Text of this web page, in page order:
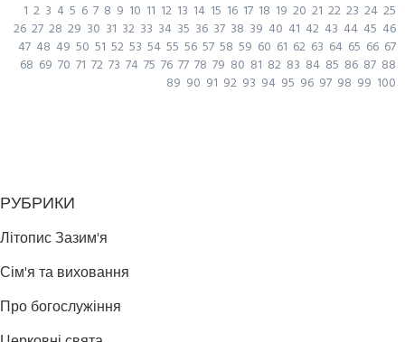
1 2 3 4 5 6 7 8 9 10 11 12 13 14 15 16 17 18 19 20 21 22 23 24 25
26 27 28 29 30 31 32 33 34 35 36 37 38 39 40 41 42 43 44 45 46
47 48 49 50 51 52 53 54 55 56 57 58 59 60 61 62 63 64 65 66 67
68 69 70 71 72 73 74 75 76 77 78 79 80 81 82 83 84 85 86 87 88
89 90 91 92 93 94 95 96 97 98 99 100
РУБРИКИ
Літопис Зазим'я
Сім'я та виховання
Про богослужіння